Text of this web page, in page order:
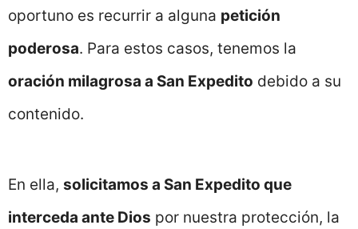
oportuno es recurrir a alguna petición
poderosa. Para estos casos, tenemos la
oración milagrosa a San Expedito debido a su
contenido.
En ella, solicitamos a San Expedito que
interceda ante Dios por nuestra protección, la